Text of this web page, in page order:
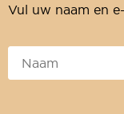
Vul uw naam en